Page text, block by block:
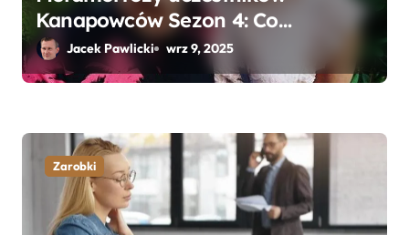
Kanapowców Sezon 4: Co
naprawdę zaskoczyło ekspertów?
Jacek Pawlicki wrz 9, 2025
Zarobki